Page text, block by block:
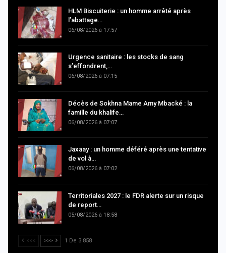
HLM Biscuiterie : un homme arrêté après
l’abattage…
06/08/2026 à 17:57
Urgence sanitaire : les stocks de sang
s’effondrent,…
06/08/2026 à 07:15
Décès de Sokhna Mame Amy Mbacké : la
famille du khalife…
06/08/2026 à 07:07
Jaxaay : un homme déféré après une tentative
de vol à…
06/08/2026 à 07:02
Territoriales 2027 : le FDR alerte sur un risque
de report…
05/08/2026 à 18:58
<<< >>> 1 De 3 858